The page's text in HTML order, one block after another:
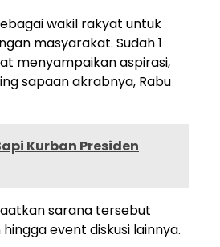
wakil rakyat untuk
masyarakat. Sudah 1
menyampaikan aspirasi,
sapaan akrabnya, Rabu
Kurban Presiden
sarana tersebut
event diskusi lainnya.